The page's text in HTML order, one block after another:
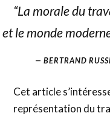
“La morale du
et le monde
BERTRAND
Cet article
représentation du